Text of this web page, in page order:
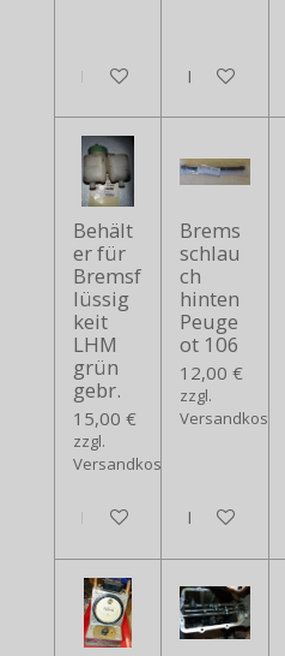
In den Warenkorb
In den
Behält
er für
Bremsf
lüssig
keit
LHM
grün
gebr.
15,00 €
zzgl.
Versandkosten
In den Warenkorb
Brems
schlau
ch
hinten
Peuge
ot 106
12,00 €
zzgl.
In den